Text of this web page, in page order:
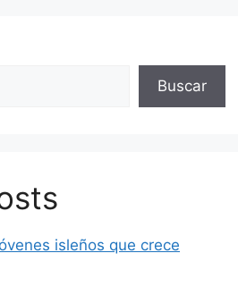
Buscar
isleños que crece